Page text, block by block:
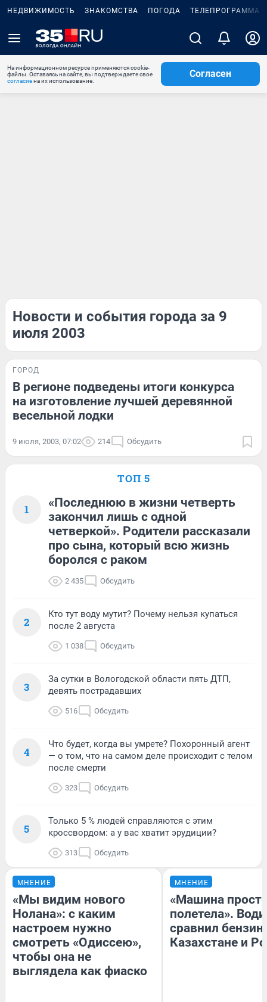
НЕДВИЖИМОСТЬ ЗНАКОМСТВА ПОГОДА ТЕЛЕПРОГРАММА
На информационном ресурсе применяются cookie-
файлы. Оставаясь на сайте, вы подтверждаете свое
согласиена их использование.
Согласен
Новости и события города за 9
июля 2003
ГОРОД
В регионе подведены итоги конкурса
на изготовление лучшей деревянной
весельной лодки
9 июля, 2003, 07:02 214 Обсудить
ТОП 5
1
«Последнюю в жизни четверть
закончил лишь с одной
четверкой». Родители рассказали
про сына, который всю жизнь
боролся с раком
2 435 Обсудить
2
Кто тут воду мутит? Почему нельзя купаться
после 2 августа
1 038 Обсудить
3
За сутки в Вологодской области пять ДТП,
девять пострадавших
516 Обсудить
4
Что будет, когда вы умрете? Похоронный агент
— о том, что на самом деле происходит с телом
после смерти
323 Обсудить
5
Только 5 % людей справляются с этим
кроссвордом: а у вас хватит эрудиции?
313 Обсудить
МНЕНИЕ
«Мы видим нового
Нолана»: с каким
настроем нужно
смотреть «Одиссею»,
чтобы она не
выглядела как фиаско
МНЕНИЕ
«Машина
полетела».
сравнил бензин
Казахстане и